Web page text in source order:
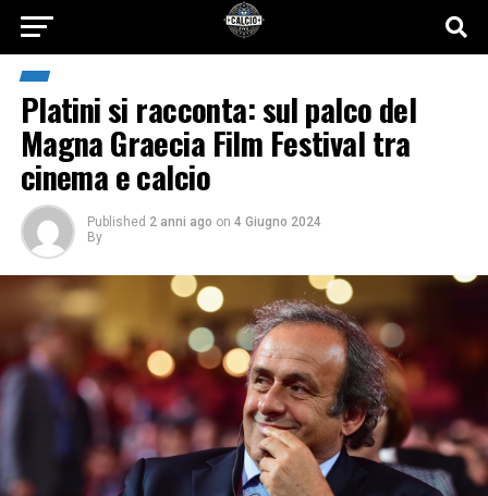
Platini si racconta: sul palco del
Magna Graecia Film Festival tra
cinema e calcio
Published 2 anni ago on 4 Giugno 2024
By